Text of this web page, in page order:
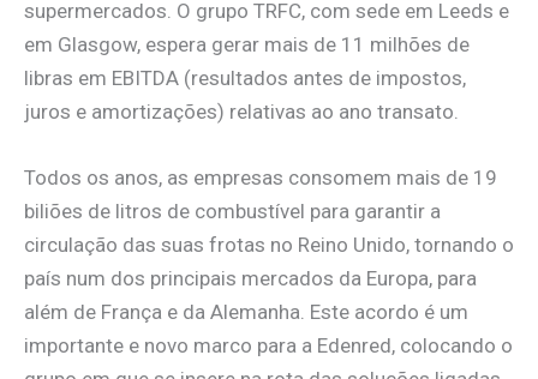
supermercados. O grupo TRFC, com sede em Leeds e
em Glasgow, espera gerar mais de 11 milhões de
libras em EBITDA (resultados antes de impostos,
juros e amortizações) relativas ao ano transato.
Todos os anos, as empresas consomem mais de 19
biliões de litros de combustível para garantir a
circulação das suas frotas no Reino Unido, tornando o
país num dos principais mercados da Europa, para
além de França e da Alemanha. Este acordo é um
importante e novo marco para a Edenred, colocando o